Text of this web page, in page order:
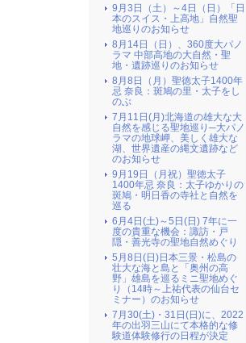
9月3日（土）～4日（日）「日
本のスイス・上高地」自然聖
地巡りのお知らせ
8月14日（日）、360度大パノ
ラマ 中部高地の大自然・聖
地・遺跡巡りのお知らせ
8月8日（月）聖徳太子1400年
忌 奈良：斑鳩の里・太子をし
のぶ
7月11日(月)北海道の雄大な大
自然を感じる聖地巡り─大パノ
ラマの地球岬、美しく雄大な
湖、世界遺産の縄文遺跡など
のお知らせ
9月19日（月祝）聖徳太子
1400年忌 奈良：太子ゆかりの
斑鳩・明日香の寺社と自然を
巡る
6月4日(土)～5日(日) 7年に一
度の貴重な機会：諏訪・戸
隠・善光寺の聖地自然めぐり
5月8日(日)日本三景・松島の
壮大な海と島と「奥州の高
野」雄島を巡るミニ聖地めぐ
り（14時～上祐代表の仙台セ
ミナー）のお知らせ
7月30(土)・31日(日)に、2022
年の出羽三山にて本格的な修
験道体験修行の日程が決定